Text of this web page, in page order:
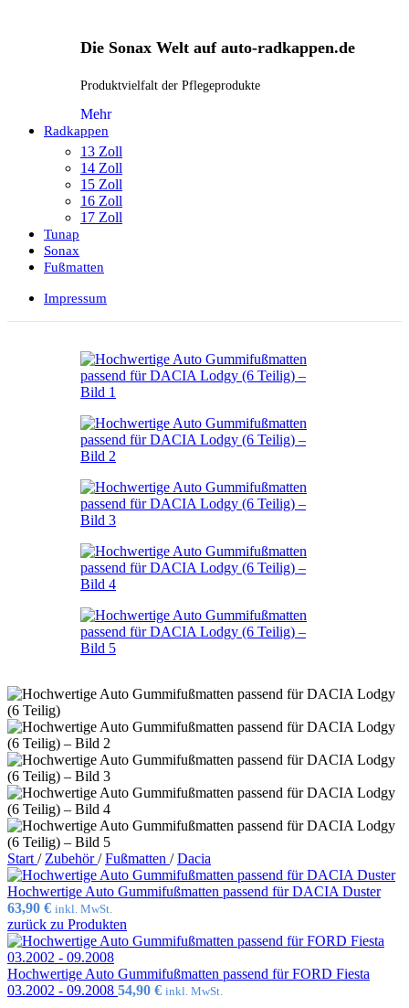
Die Sonax Welt auf auto-radkappen.de
Produktvielfalt der Pflegeprodukte
Mehr
Radkappen
13 Zoll
14 Zoll
15 Zoll
16 Zoll
17 Zoll
Tunap
Sonax
Fußmatten
Impressum
Start/ Zubehör/ Fußmatten / Dacia
Hochwertige Auto Gummifußmatten passend für DACIA Duster
63,90 € inkl. MwSt.
zurück zu Produkten
Hochwertige Auto Gummifußmatten passend für FORD Fiesta
03.2002 - 09.2008 54,90 € inkl. MwSt.